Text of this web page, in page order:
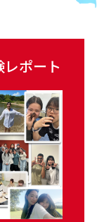
ポート